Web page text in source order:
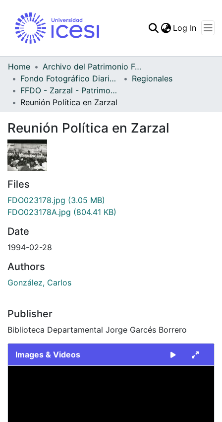
Statistics
Log In
Home
Archivo del Patrimonio Fotográfico y Fílmico del Valle del Cauca
Fondo Fotográfico Diario Occidente
Regionales
FFDO - Zarzal - Patrimonial
Reunión Política en Zarzal
Reunión Política en Zarzal
Files
FDO023178.jpg (3.05 MB)
FDO023178A.jpg (804.41 KB)
Date
1994-02-28
Authors
González, Carlos
Publisher
Biblioteca Departamental Jorge Garcés Borrero
Images & Videos